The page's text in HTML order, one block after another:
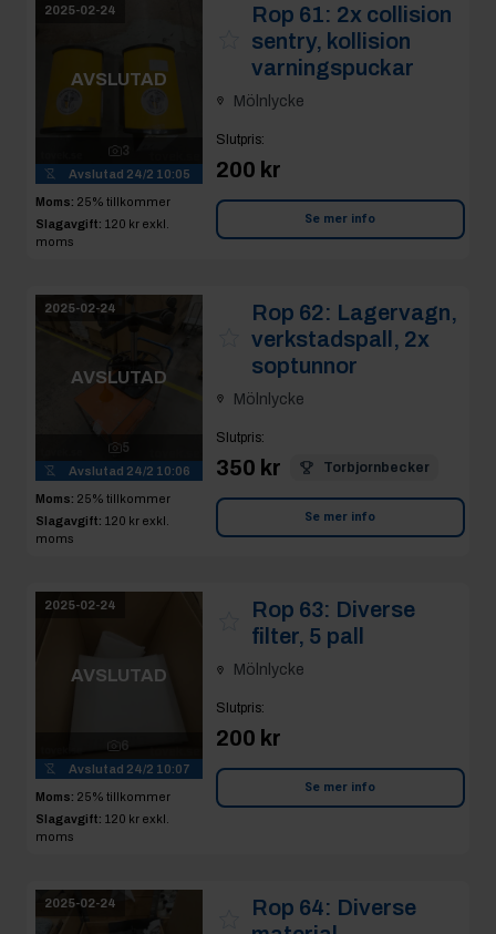
2025-02-24
AVSLUTAD
3
Avslutad 24/2 10:05
Moms: 25% tillkommer
Slagavgift: 120 kr exkl.
moms
Rop 61: 2x collision
sentry, kollision
varningspuckar
Mölnlycke
Slutpris:
200 kr
Se mer info
2025-02-24
AVSLUTAD
5
Avslutad 24/2 10:06
Moms: 25% tillkommer
Slagavgift: 120 kr exkl.
moms
Rop 62: Lagervagn,
verkstadspall, 2x
soptunnor
Mölnlycke
Slutpris:
350 kr Torbjornbecker
Se mer info
2025-02-24
AVSLUTAD
6
Avslutad 24/2 10:07
Moms: 25% tillkommer
Slagavgift: 120 kr exkl.
moms
Rop 63: Diverse
filter, 5 pall
Mölnlycke
Slutpris:
200 kr
Se mer info
2025-02-24 Rop 64: Diverse